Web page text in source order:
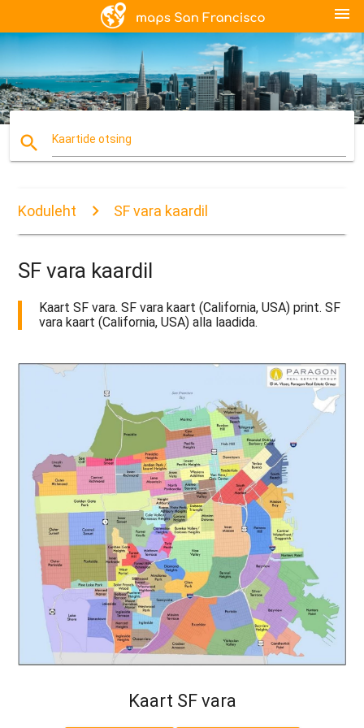
menu
search Kaartide otsing
Koduleht SF vara kaardil
SF vara kaardil
Kaart SF vara. SF vara kaart (California, USA) print. SF
vara kaart (California, USA) alla laadida.
Kaart SF vara